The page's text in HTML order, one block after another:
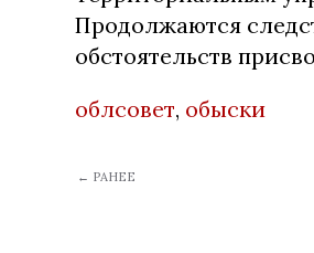
Продолжаются
обстоятельств
облсовет, обыски
← РАНЕЕ